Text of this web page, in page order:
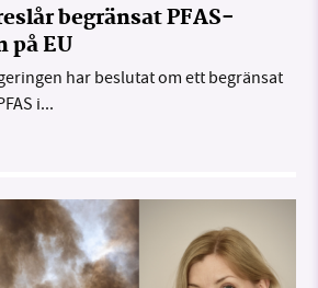
begränsat PFAS-
på EU
har beslutat om ett begränsat
i...